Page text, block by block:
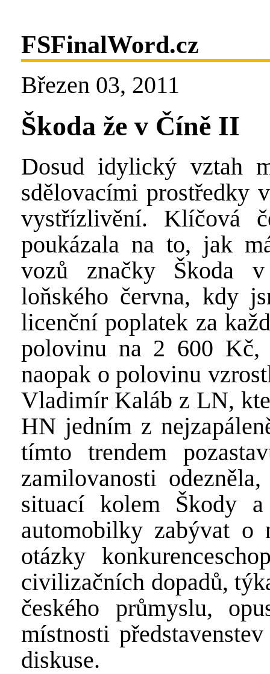
FSFinalWord.cz
Březen 03, 2011
Škoda že v Číně II
Dosud idylický vztah
sdělovacími prostředky
vystřízlivění. Klíčová
poukázala na to, jak
vozů značky Škoda
loňského června, kdy
licenční poplatek za
polovinu na 2 600 Kč,
naopak o polovinu
Vladimír Kaláb z LN,
HN jedním z
tímto trendem
zamilovanosti
situací kolem Škody
automobilky zabývat o
otázky
civilizačních dopadů,
českého průmyslu,
místnosti
diskuse.